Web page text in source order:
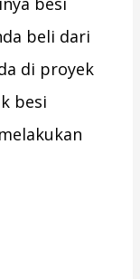
beli dari
di proyek
besi